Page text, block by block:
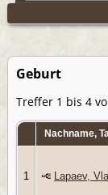
Geburt
Treffer 1 bis 4
Nachname,
1 Lapaev,